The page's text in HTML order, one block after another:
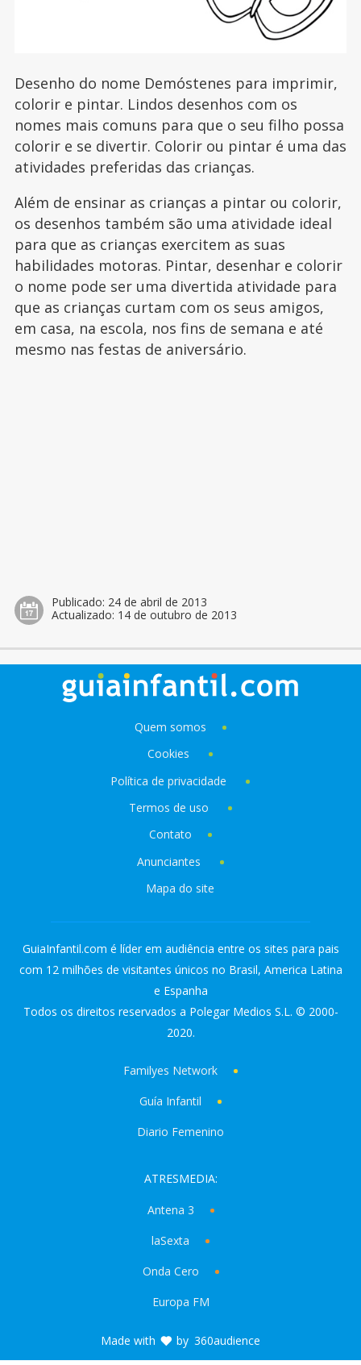
Desenho do nome Demóstenes para imprimir,
colorir e pintar. Lindos desenhos com os
nomes mais comuns para que o seu filho possa
colorir e se divertir. Colorir ou pintar é uma das
atividades preferidas das crianças.
Além de ensinar as crianças a pintar ou colorir,
os desenhos também são uma atividade ideal
para que as crianças exercitem as suas
habilidades motoras. Pintar, desenhar e colorir
o nome pode ser uma divertida atividade para
que as crianças curtam com os seus amigos,
em casa, na escola, nos fins de semana e até
mesmo nas festas de aniversário.
Publicado: 24 de abril de 2013
Actualizado: 14 de outubro de 2013
Quem somos
Cookies
Política de privacidade
Termos de uso
Contato
Anunciantes
Mapa do site
GuiaInfantil.com é líder em audiência entre os sites para pais
com 12 milhões de visitantes únicos no Brasil, America Latina
e Espanha
Todos os direitos reservados a Polegar Medios S.L. © 2000-
2020.
Familyes Network
Guía Infantil
Diario Femenino
ATRESMEDIA:
Antena 3
laSexta
Onda Cero
Europa FM
Made with by 360audience